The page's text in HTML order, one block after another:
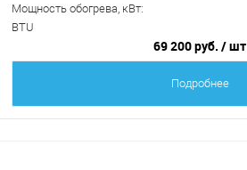
Мощность обогрева, кВт:
BTU
69 200 руб. / шт
Подробнее